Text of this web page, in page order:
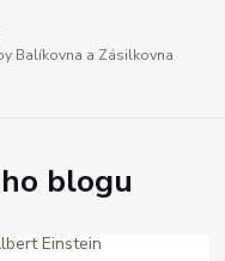
Balíkovna a Zásilkovna
blogu